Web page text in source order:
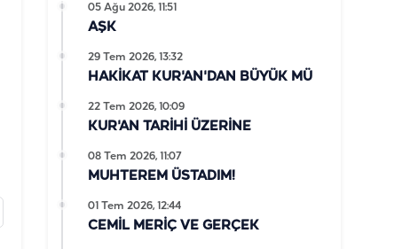
AŞK
05 Ağu 2026, 11:51
HAKİKAT KUR'AN'DAN BÜYÜK MÜ
29 Tem 2026, 13:32
KUR'AN TARİHİ ÜZERİNE
22 Tem 2026, 10:09
MUHTEREM ÜSTADIM!
08 Tem 2026, 11:07
CEMİL MERİÇ VE GERÇEK
01 Tem 2026, 12:44